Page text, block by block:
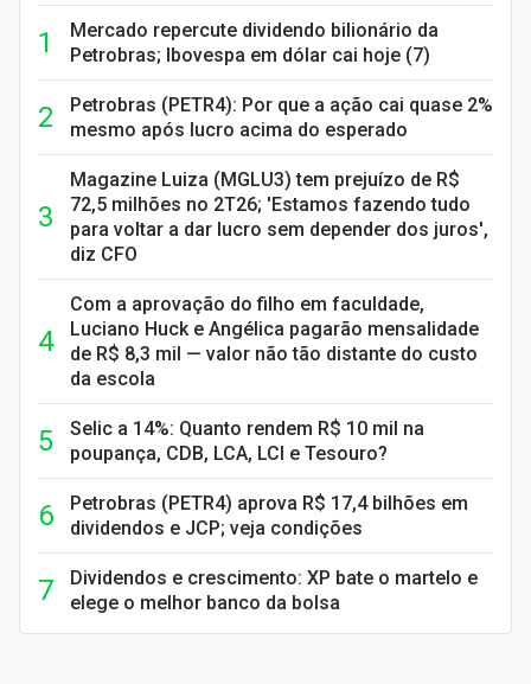
Mercado repercute dividendo bilionário da
Petrobras; Ibovespa em dólar cai hoje (7)
Petrobras (PETR4): Por que a ação cai quase 2%
mesmo após lucro acima do esperado
Magazine Luiza (MGLU3) tem prejuízo de R$
72,5 milhões no 2T26; 'Estamos fazendo tudo
para voltar a dar lucro sem depender dos juros',
diz CFO
Com a aprovação do filho em faculdade,
Luciano Huck e Angélica pagarão mensalidade
de R$ 8,3 mil — valor não tão distante do custo
da escola
Selic a 14%: Quanto rendem R$ 10 mil na
poupança, CDB, LCA, LCI e Tesouro?
Petrobras (PETR4) aprova R$ 17,4 bilhões em
dividendos e JCP; veja condições
Dividendos e crescimento: XP bate o martelo e
elege o melhor banco da bolsa